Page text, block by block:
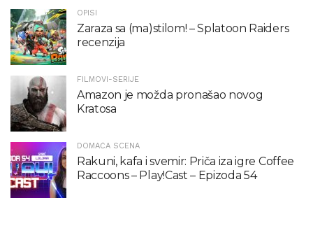
OPISI
Zaraza sa (ma)stilom! – Splatoon Raiders
recenzija
FILMOVI-SERIJE
Amazon je možda pronašao novog
Kratosa
DOMAĆA SCENA
Rakuni, kafa i svemir: Priča iza igre Coffee
Raccoons – Play!Cast – Epizoda 54